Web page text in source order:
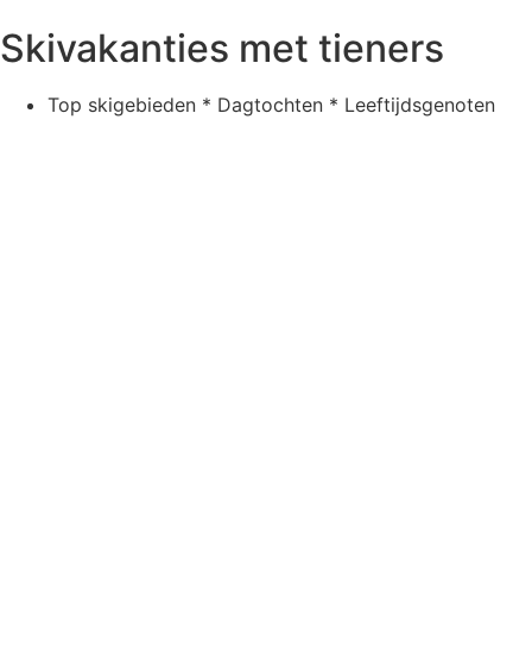
Skivakanties met tieners
Top skigebieden * Dagtochten * Leeftijdsgenoten